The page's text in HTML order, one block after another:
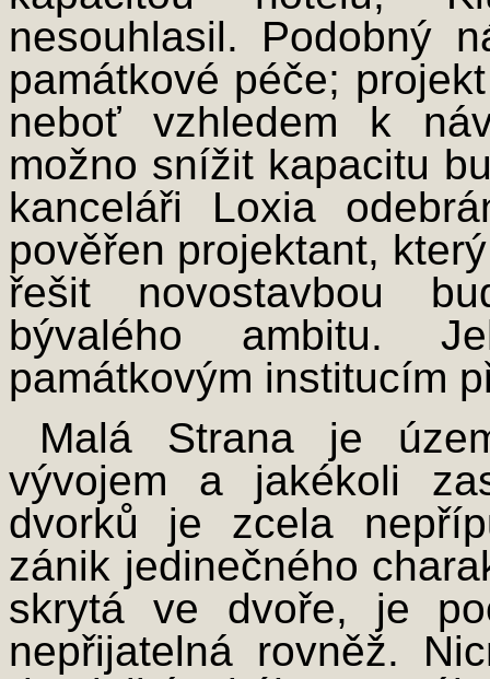
nesouhlasil. Podobný
památkové péče;
neboť vzhledem k
možno snížit kapacitu
kanceláři Loxia
pověřen projektant,
řešit novostavbou
bývalého ambitu.
památkovým institucím
Malá Strana je
vývojem a jakékoli
dvorků je zcela
zánik jedinečného
skrytá ve dvoře, je
nepřijatelná rovněž.